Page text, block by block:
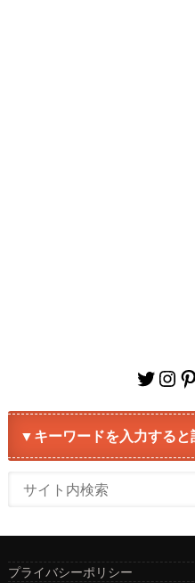
▼キーワードを入力すると
プライバシーポリシー